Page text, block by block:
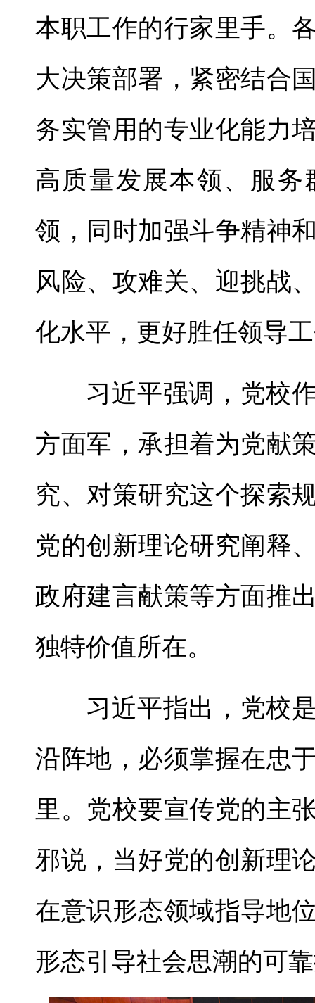
本职工作的行家里手。
大决策部署，紧密结合
务实管用的专业化能力
高质量发展本领、服
领，同时加强斗争精神
风险、攻难关、迎挑战
化水平，更好胜任领导
习近平强调，党校
方面军，承担着为党献
究、对策研究这个探索
党的创新理论研究阐释
政府建言献策等方面推
独特价值所在。
习近平指出，党校
沿阵地，必须掌握在忠
里。党校要宣传党的主
邪说，当好党的创新理
在意识形态领域指导地
形态引导社会思潮的可